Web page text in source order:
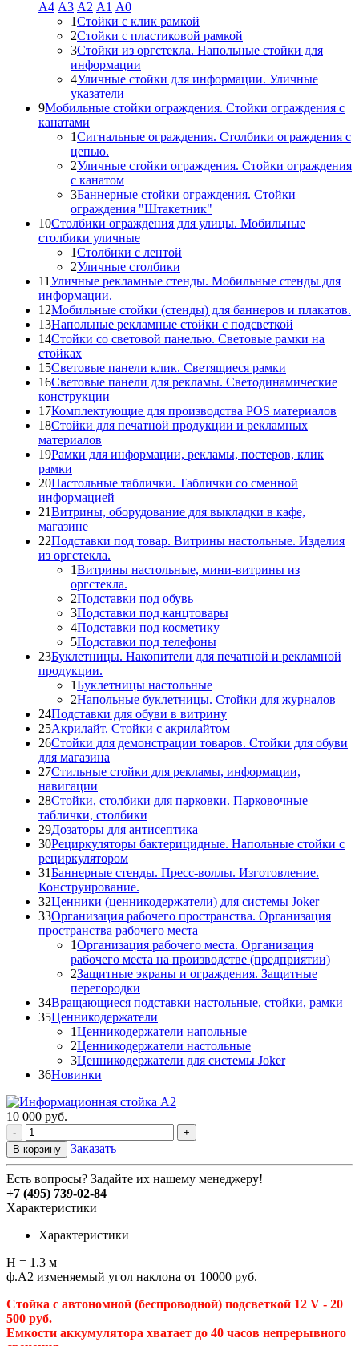
А4 A3 А2 А1 А0
1Стойки с клик рамкой
2Стойки с пластиковой рамкой
3Стойки из оргстекла. Напольные стойки для
информации
4Уличные стойки для информации. Уличные
указатели
9Мобильные стойки ограждения. Стойки ограждения с
канатами
1Сигнальные ограждения. Столбики ограждения с
цепью.
2Уличные стойки ограждения. Стойки ограждения
с канатом
3Баннерные стойки ограждения. Стойки
ограждения "Штакетник"
10Столбики ограждения для улицы. Мобильные
столбики уличные
1Столбики с лентой
2Уличные столбики
11Уличные рекламные стенды. Мобильные стенды для
информации.
12Мобильные стойки (стенды) для баннеров и плакатов.
13Напольные рекламные стойки с подсветкой
14Стойки со световой панелью. Световые рамки на
стойках
15Световые панели клик. Светящиеся рамки
16Световые панели для рекламы. Светодинамические
конструкции
17Комплектующие для производства POS материалов
18Стойки для печатной продукции и рекламных
материалов
19Рамки для информации, рекламы, постеров, клик
рамки
20Настольные таблички. Таблички со сменной
информацией
21Витрины, оборудование для выкладки в кафе,
магазине
22Подставки под товар. Витрины настольные. Изделия
из оргстекла.
1Витрины настольные, мини-витрины из
оргстекла.
2Подставки под обувь
3Подставки под канцтовары
4Подставки под косметику
5Подставки под телефоны
23Буклетницы. Накопители для печатной и рекламной
продукции.
1Буклетницы настольные
2Напольные буклетницы. Стойки для журналов
24Подставки для обуви в витрину
25Акрилайт. Стойки с акрилайтом
26Стойки для демонстрации товаров. Стойки для обуви
для магазина
27Стильные стойки для рекламы, информации,
навигации
28Стойки, столбики для парковки. Парковочные
таблички, столбики
29Дозаторы для антисептика
30Рециркуляторы бактерицидные. Напольные стойки с
рециркулятором
31Баннерные стенды. Пресс-воллы. Изготовление.
Конструирование.
32Ценники (ценникодержатели) для системы Joker
33Организация рабочего пространства. Организация
пространства рабочего места
1Организация рабочего места. Организация
рабочего места на производстве (предприятии)
2Защитные экраны и ограждения. Защитные
перегородки
34Вращающиеся подставки настольные, стойки, рамки
35Ценникодержатели
1Ценникодержатели напольные
2Ценникодержатели настольные
3Ценникодержатели для системы Joker
36Новинки
10 000 руб.
-
+
В корзину
Заказать
Есть вопросы? Задайте их нашему менеджеру!
+7 (495) 739-02-84
Характеристики
Характеристики
Н = 1.3 м
ф.А2 изменяемый угол наклона от 10000 руб.
Стойка с автономной (беспроводной) подсветкой 12 V - 20
500 руб.
Емкости аккумулятора хватает до 40 часов непрерывного